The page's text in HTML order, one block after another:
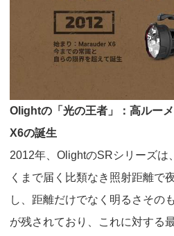
Olightの「光の王者」：高ルー
X6の誕生
2012年、OlightのSRシリーズは
くまで届く比類なき照射距離で
し、距離だけでなく明るさその
が残されており、これに対する